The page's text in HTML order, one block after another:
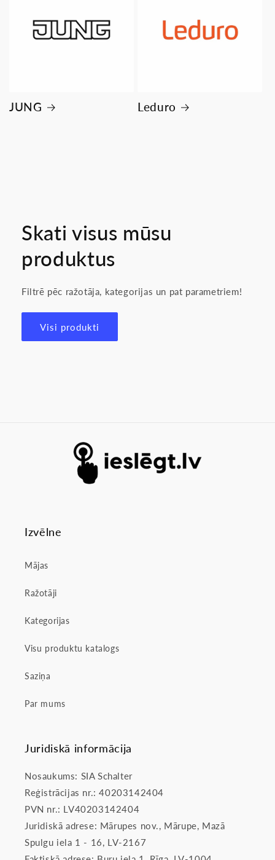
JUNG Leduro
Skati visus mūsu
produktus
Filtrē pēc ražotāja, kategorijas un pat parametriem!
Visi produkti
Izvēlne
Mājas
Ražotāji
Kategorijas
Visu produktu katalogs
Saziņa
Par mums
Juridiskā informācija
Nosaukums: SIA Schalter
Reģistrācijas nr.: 40203142404
PVN nr.: LV40203142404
Juridiskā adrese: Mārupes nov., Mārupe, Mazā
Spulgu iela 1 - 16, LV-2167